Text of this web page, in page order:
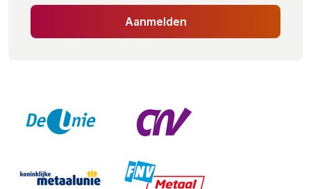
Aanmelden